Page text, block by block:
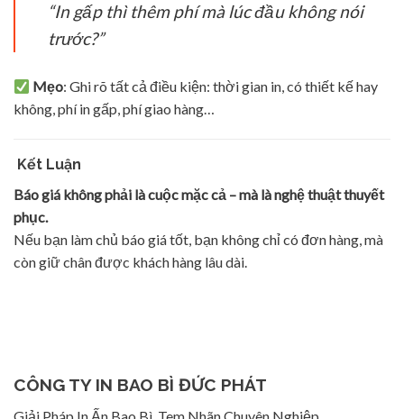
“In gấp thì thêm phí mà lúc đầu không nói
trước?”
Mẹo: Ghi rõ tất cả điều kiện: thời gian in, có thiết kế hay
không, phí in gấp, phí giao hàng…
Kết Luận
Báo giá không phải là cuộc mặc cả – mà là nghệ thuật thuyết
phục.
Nếu bạn làm chủ báo giá tốt, bạn không chỉ có đơn hàng, mà
còn giữ chân được khách hàng lâu dài.
CÔNG TY IN BAO BÌ ĐỨC PHÁT